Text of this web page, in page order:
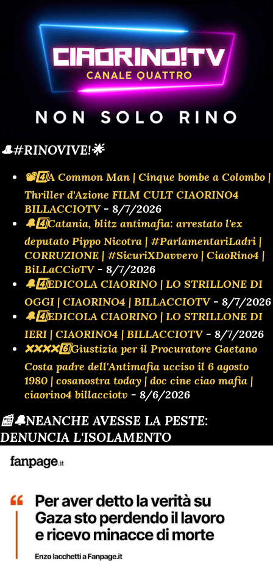
🎩#RINOVIVE!🌟
📽️4️⃣A Common Man | Cinque bombe a Colombo |
Thriller d'Azione FILM CULT CIAORINO4
BILLACCIOTV- 8/7/2026
🔔4️⃣Catania, blitz antimafia: arrestato l'ex
deputato Pippo Nicotra | #ParlamentariLadri |
CORRUZIONE | #SicuriXDavvero | CiaoRino4 |
BiLLaCCioTV- 8/7/2026
🔔4️⃣EDICOLA CIAORINO | LO STRILLONE DI
OGGI | CIAORINO4 | BILLACCIOTV- 8/7/2026
🔔4️⃣EDICOLA CIAORINO | LO STRILLONE DI
IERI | CIAORINO4 | BILLACCIOTV- 8/7/2026
❌️❌️❌️❌️6️⃣Giustizia per il Procuratore Gaetano
Costa padre dell'Antimafia ucciso il 6 agosto
1980 | cosanostra today | doc cine ciao mafia |
ciaorino4 billacciotv - 8/6/2026
📰🔔NEANCHE AVESSE LA PESTE:
DENUNCIA L'ISOLAMENTO